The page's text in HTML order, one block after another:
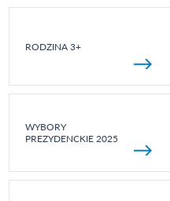
RODZINA 3+
WYBORY
PREZYDENCKIE 2025